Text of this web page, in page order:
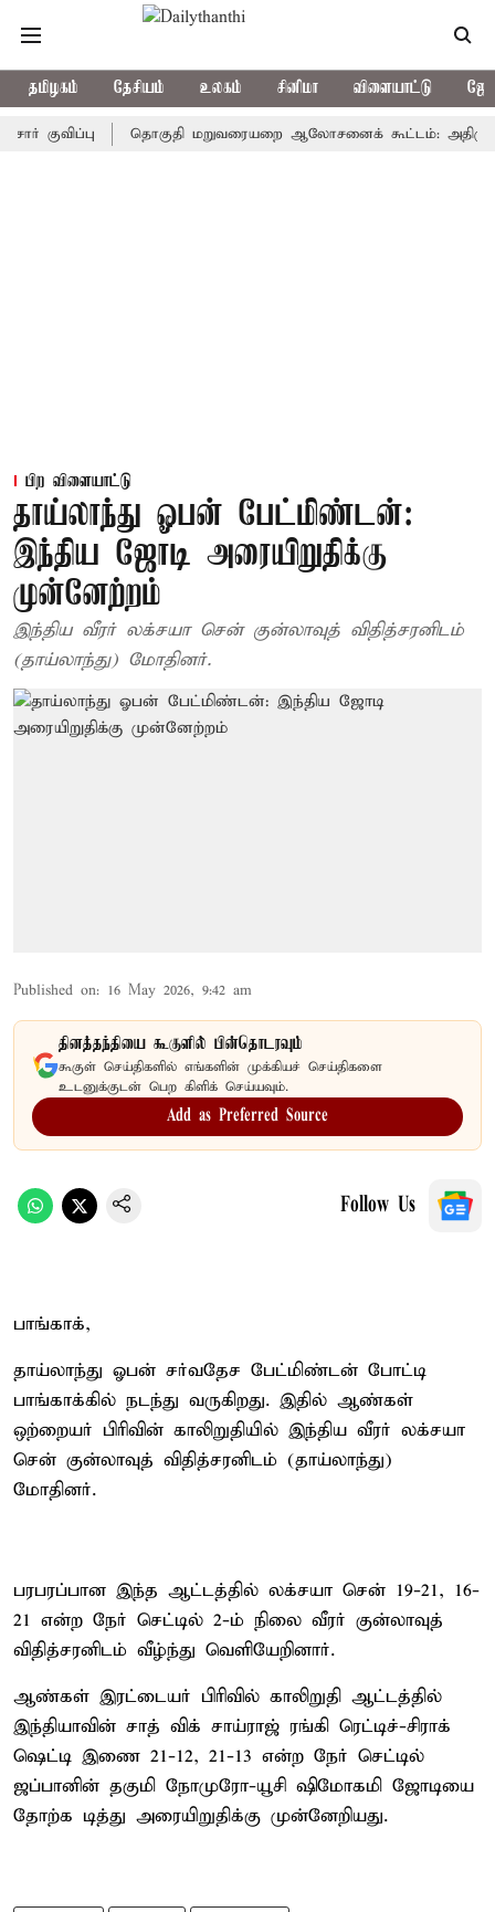
தமிழகம் தேசியம் உலகம் சினிமா விளையாட்டு
தொகுதி மறுவரையறை ஆலோசனைக் கூட்டம்: அதிமுக
பிற விளையாட்டு
தாய்லாந்து ஓபன் பேட்மிண்டன்:
இந்திய ஜோடி அரையிறுதிக்கு
முன்னேற்றம்
இந்திய வீரர் லக்சயா சென் குன்லாவுத் விதித்சரனிடம்
(தாய்லாந்து) மோதினர்.
Published on: 16 May 2026, 9:42 am
தினத்தந்தியை கூகுளில் பின்தொடரவும்
கூகுள் செய்திகளில் எங்களின் முக்கியச் செய்திகளை
உடனுக்குடன் பெற கிளிக் செய்யவும்.
Add as Preferred Source
Follow Us
பாங்காக்,
தாய்லாந்து ஓபன் சர்வதேச பேட்மிண்டன் போட்டி
பாங்காக்கில் நடந்து வருகிறது. இதில் ஆண்கள்
ஒற்றையர் பிரிவின் காலிறுதியில் இந்திய வீரர் லக்சயா
சென் குன்லாவுத் விதித்சரனிடம் (தாய்லாந்து)
மோதினர்.
பரபரப்பான இந்த ஆட்டத்தில் லக்சயா சென் 19-21, 16-
21 என்ற நேர் செட்டில் 2-ம் நிலை வீரர் குன்லாவுத்
விதித்சரனிடம் வீழ்ந்து வெளியேறினார்.
ஆண்கள் இரட்டையர் பிரிவில் காலிறுதி ஆட்டத்தில்
இந்தியாவின் சாத் விக் சாய்ராஜ் ரங்கி ரெட்டிச்-சிராக்
ஷெட்டி இணை 21-12, 21-13 என்ற நேர் செட்டில்
ஜப்பானின் தகுமி நோமுரோ-யூசி ஷிமோகமி ஜோடியை
தோற்க டித்து அரையிறுதிக்கு முன்னேறியது.